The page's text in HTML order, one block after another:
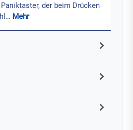
der beim Drücken
Mehr